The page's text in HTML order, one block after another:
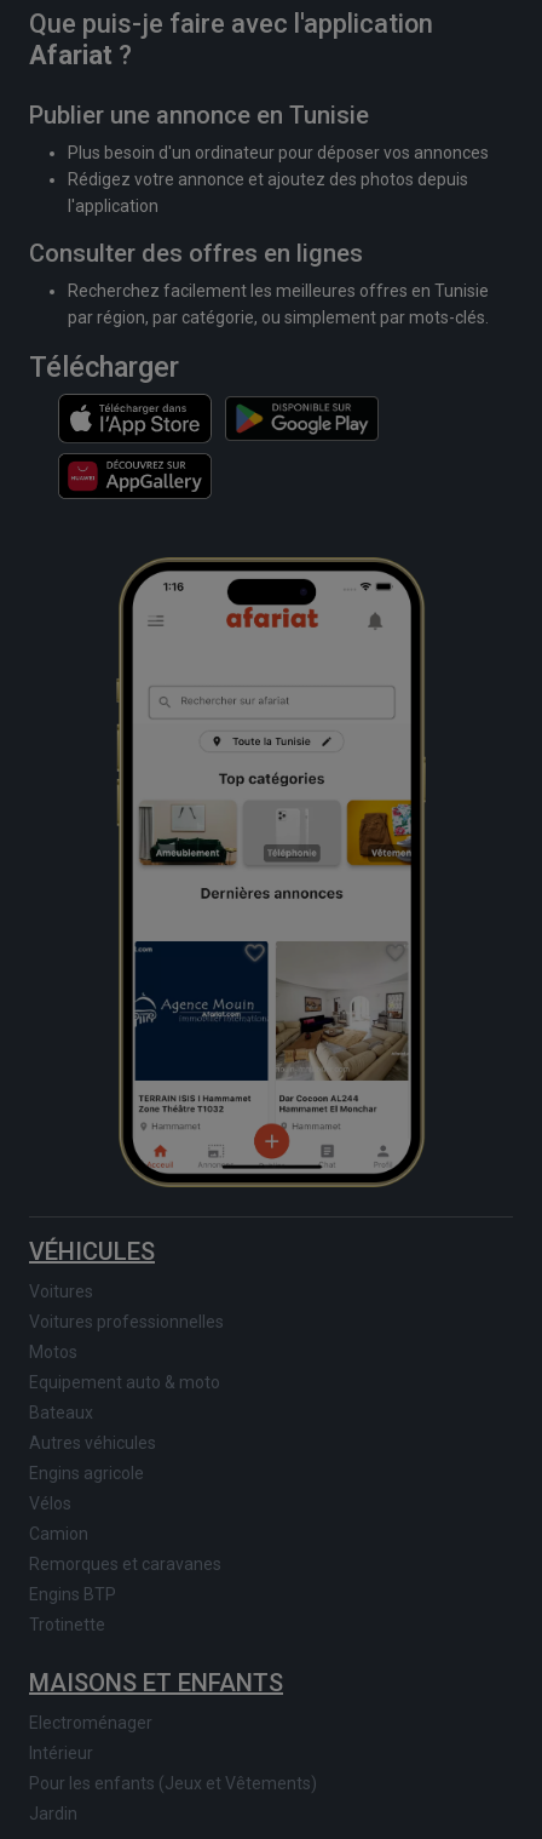
Que puis-je faire avec l'application
Afariat ?
Publier une annonce en Tunisie
Plus besoin d'un ordinateur pour déposer vos annonces
Rédigez votre annonce et ajoutez des photos depuis
l'application
Consulter des offres en lignes
Recherchez facilement les meilleures offres en Tunisie
par région, par catégorie, ou simplement par mots-clés.
Télécharger
VÉHICULES
Voitures
Voitures professionnelles
Motos
Equipement auto & moto
Bateaux
Autres véhicules
Engins agricole
Vélos
Camion
Remorques et caravanes
Engins BTP
Trotinette
MAISONS ET ENFANTS
Electroménager
Intérieur
Pour les enfants (Jeux et Vêtements)
Jardin